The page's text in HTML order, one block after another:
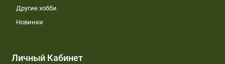
Другие хобби
Новинки
Личный Кабинет